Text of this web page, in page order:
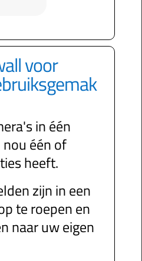
voor
in één
één of
heeft.
zijn in een
te roepen en
naar uw eigen